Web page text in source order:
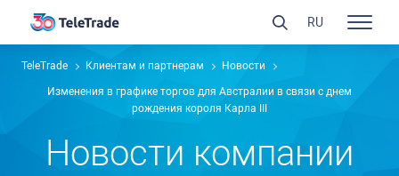
TeleTrade Клиентам и партнерам Новости
Изменения в графике торгов для Австралии в связи с днем
рождения короля Карла III
Новости компании
RU